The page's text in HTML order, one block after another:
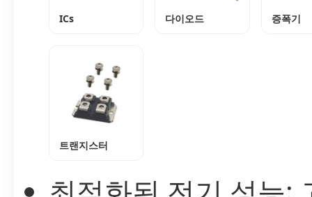
ICs 다이오드 증폭기
트랜지스터